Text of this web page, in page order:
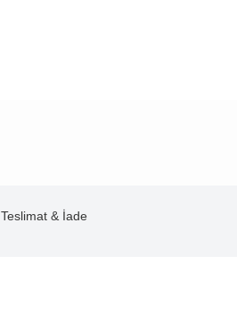
Teslimat & İade